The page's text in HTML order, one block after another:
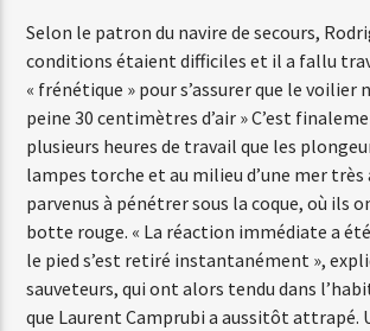
Selon le patron du navire de secours,
conditions étaient difficiles et il a fallu
« frénétique » pour s’assurer que le voilier
peine 30 centimètres d’air » C’est
plusieurs heures de travail que les
lampes torche et au milieu d’une mer
parvenus à pénétrer sous la coque, où ils
botte rouge. « La réaction immédiate a
le pied s’est retiré instantanément »,
sauveteurs, qui ont alors tendu dans
que Laurent Camprubi a aussitôt attrapé.